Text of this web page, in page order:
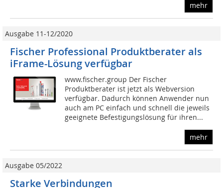
mehr
Ausgabe 11-12/2020
Fischer Professional Produktberater als
iFrame-Lösung verfügbar
www.fischer.group Der Fischer
Produktberater ist jetzt als Webversion
verfügbar. Dadurch können Anwender nun
auch am PC einfach und schnell die jeweils
geeignete Befestigungslösung für ihren...
mehr
Ausgabe 05/2022
Starke Verbindungen